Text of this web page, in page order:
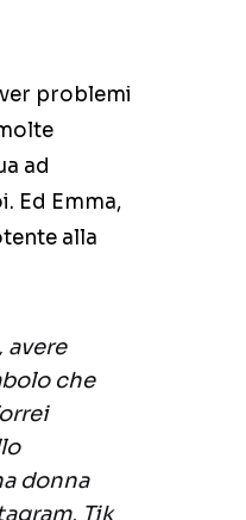
problemi
ad
Ed Emma,
alla
avere
che
donna
Tik